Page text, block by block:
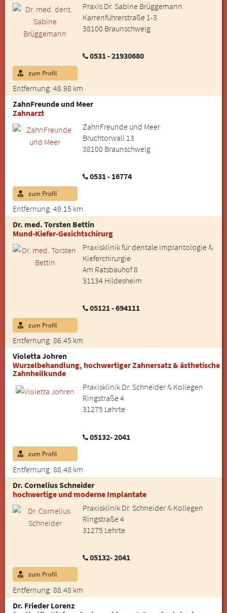
Praxis Dr. Sabine Brüggemann
Karrenführerstraße 1-3
38100 Braunschweig
0531 - 21930680
Entfernung: 48.98 km
zum Profil
ZahnFreunde und Meer
Zahnarzt
ZahnFreunde und Meer
Bruchtorwall 13
38100 Braunschweig
0531 - 16774
Entfernung: 49.15 km
zum Profil
Dr. med. Torsten Bettin
Mund-Kiefer-Gesichtschirurg
Praxisklinik für dentale Implantologie &
Kieferchirurgie
Am Ratsbauhof 8
31134 Hildesheim
05121 - 694111
Entfernung: 86.45 km
zum Profil
Violetta Johren
Wurzelbehandlung, hochwertiger Zahnersatz & ästhetische
Zahnheilkunde
Praxisklinik Dr. Schneider & Kollegen
Ringstraße 4
31275 Lehrte
05132- 2041
Entfernung: 88.48 km
zum Profil
Dr. Cornelius Schneider
hochwertige und moderne Implantate
Praxisklinik Dr. Schneider & Kollegen
Ringstraße 4
31275 Lehrte
05132- 2041
Entfernung: 88.48 km
zum Profil
Dr. Frieder Lorenz